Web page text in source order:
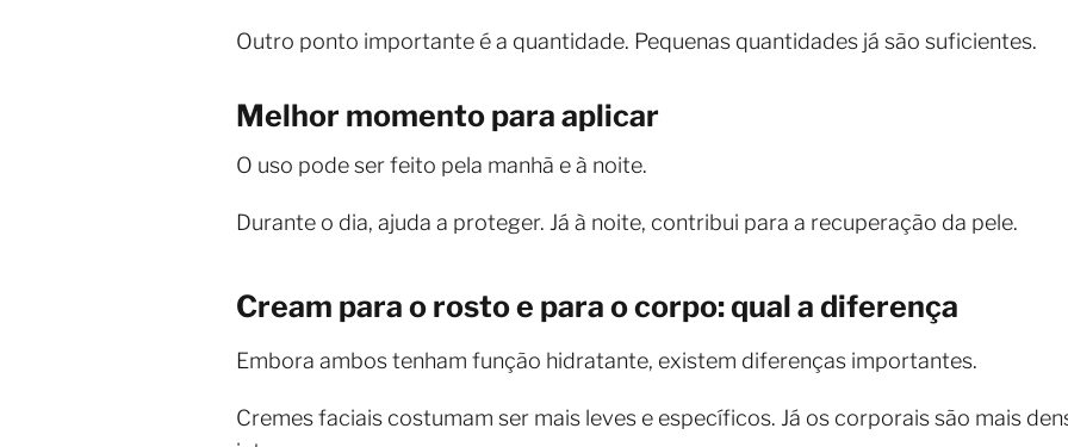
Outro ponto importante é a quantidade. Pequenas quantidades já são suficientes.
Melhor momento para aplicar
O uso pode ser feito pela manhã e à noite.
Durante o dia, ajuda a proteger. Já à noite, contribui para a recuperação da pele.
Cream para o rosto e para o corpo: qual a diferença
Embora ambos tenham função hidratante, existem diferenças importantes.
Cremes faciais costumam ser mais leves e específicos. Já os corporais são mais